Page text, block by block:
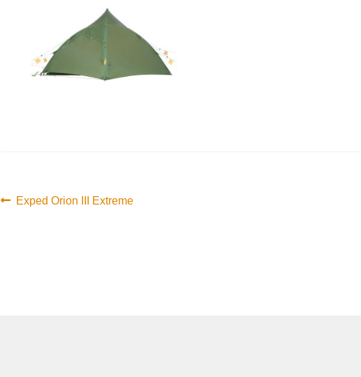
Innleggsnavigasjon
Forrige
Exped Orion III Extreme